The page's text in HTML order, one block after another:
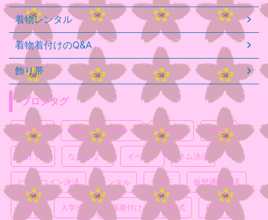
着物レンタル
着物着付けのQ&A
飾り帯
ブログタグ
BTC決済 NEM お宮参り お知らせ お祭り
つけ下げ なんとなく イベント ネム決済
ビットコイン決済 レンタル 七五三 仮想通貨決済
入園式 入学式 出張着付け 卒園式 卒業式